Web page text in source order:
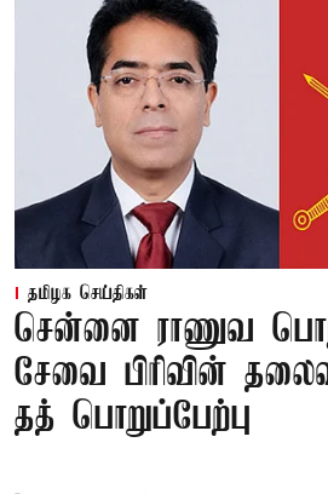
தமிழக செய்திகள்
சென்னை ராணுவ
சேவை பிரிவின்
தத் பொறுப்பேற்பு